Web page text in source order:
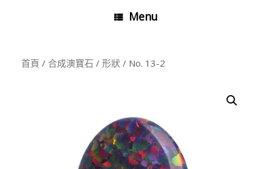
Menu
首頁 / 合成澳寶石 / 形狀 / No. 13-2